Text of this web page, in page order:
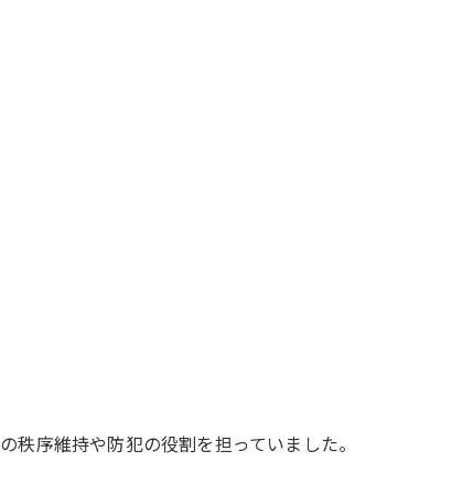
序維持や防犯の役割を担っていました。